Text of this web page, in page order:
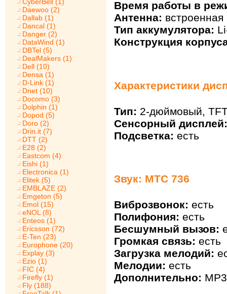
Daewoo (2)
Dallab (1)
Dancal (1)
Danger (2)
DataWind (1)
DBTel (5)
DealMakers (1)
Dell (10)
Densa (1)
D-Link (1)
Dnet (10)
Docomo (3)
Dolphin (1)
Dopod (5)
Doro (2)
Drin.it (7)
DTT (2)
E28 (2)
Eastcom (4)
Eishi (1)
Electronica (1)
Elitek (5)
EMBLAZE (2)
Emgeton (5)
Emol (15)
eNOL (8)
Enteos (1)
Ericsson (72)
E-Ten (23)
Europhone (20)
Explay (3)
Ezio (1)
FIC (4)
Firefly (1)
Fly (188)
Время работы в
Антенна: встроенная
Тип аккумулятора:
Конструкция
Характеристики
Тип: 2-дюймовый,
Сенсорный дисплей:
Подсветка: есть
Звук: МТС 736
Виброзвонок: есть
Полифония: есть
Бесшумный вызов:
Громкая связь: есть
Загрузка мелодий:
Мелодии: есть
Дополнительно: